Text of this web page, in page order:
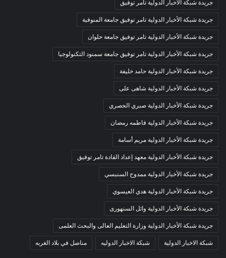
جريدة شبكة الأخبار الدولية تامر توفيق
جريدة شبكة الأخبار الدولية تامر توفيق جامعة المنوفية
جريدة شبكة الأخبار الدولية تامر توفيق جامعة حلوان
جريدة شبكة الأخبار الدولية تامر توفيق جامعة سمنود التكنولوجيا
جريدة شبكة الأخبار الدولية حامد خليفة
جريدة شبكة الأخبار الدولية شاهى على
جريدة شبكة الأخبار الدولية صبري الحصري
جريدة شبكة الأخبار الدولية فاطمه رمضان
جريدة شبكة الأخبار الدولية مريم أسامة
جريدة شبكة الأخبار الدولية معهد إعداد القادة تامر توفيق
جريدة شبكة الأخبار الدولية ممدوح السنبسي
جريدة شبكة الأخبار الدولية هدي العيسوي
جريدة شبكة الأخبار الدولية وائل السنهورى
جريدة شبكة الأخبار الدولية وزارة التعليم العالى والبحث العلمى
شبكة الاخبار الدولية شبكة الاخبار الدوليه مناضل في بلاد الغربه